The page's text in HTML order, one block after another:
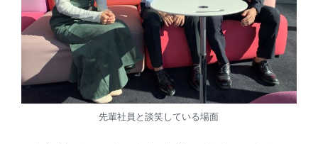
先輩社員と談笑している場面